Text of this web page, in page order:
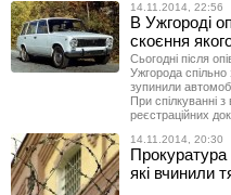
14.11.2014, 22:56
В Ужгороді
скоєння
Сьогодні після
Ужгорода спільно
зупинили
При спілкуванні з
реєстраційних
14.11.2014, 20:30
які вчинили